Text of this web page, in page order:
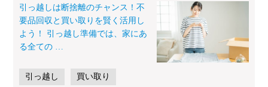
引っ越しは断捨離のチャンス！不
要品回収と買い取りを賢く活用し
よう！ 引っ越し準備では、家にあ
る全ての …
引っ越し 買い取り